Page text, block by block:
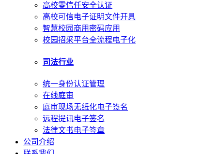
高校零信任安全认证
高校可信电子证明文件开具
智慧校园商用密码应用
校园招采平台全流程电子化
司法行业
统一身份认证管理
在线庭审
庭审现场无纸化电子签名
远程提讯电子签名
法律文书电子签章
公司介绍